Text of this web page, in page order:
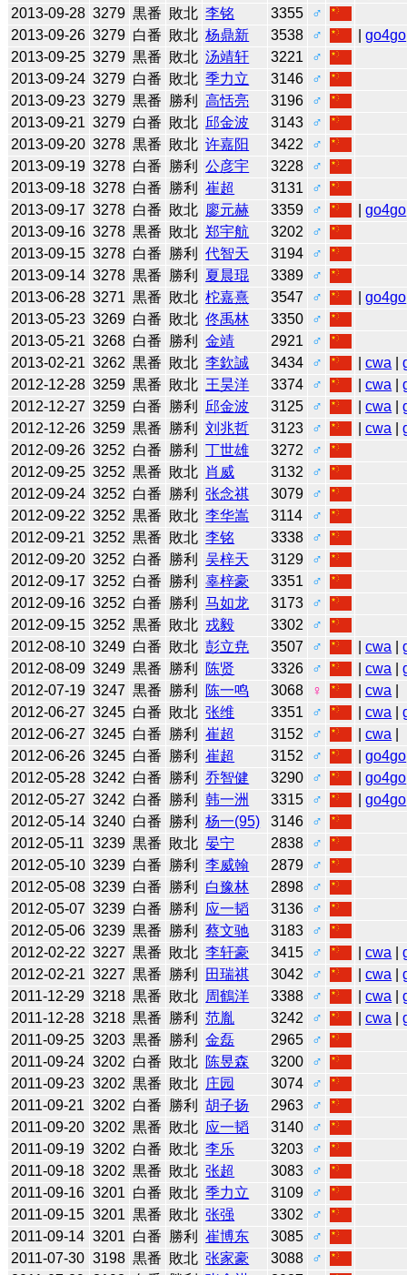
2013-09-28 3279 黒番 敗北 李铭 3355
♂
2013-09-26 3279 白番 敗北 杨鼎新 3538 ♂ |go4go
2013-09-25 3279 黒番 敗北 汤靖轩 3221
♂
2013-09-24 3279 白番 敗北 季力立 3146
♂
2013-09-23 3279 黒番 勝利 高恬亮 3196
♂
2013-09-21 3279 白番 敗北 邱金波 3143
♂
2013-09-20 3278 黒番 敗北 许嘉阳 3422
♂
2013-09-19 3278 白番 勝利 公彦宇 3228
♂
2013-09-18 3278 白番 勝利 崔超 3131
♂
2013-09-17 3278 白番 敗北 廖元赫 3359 ♂ |go4go
2013-09-16 3278 黒番 敗北 郑宇航 3202
♂
2013-09-15 3278 白番 勝利 代智天 3194
♂
2013-09-14 3278 黒番 勝利 夏晨琨 3389
♂
2013-06-28 3271 黒番 敗北 柁嘉熹 3547 ♂ |go4go
2013-05-23 3269 白番 敗北 佟禹林 3350
♂
2013-05-21 3268 白番 勝利 金靖 2921
♂
2013-02-21 3262 黒番 敗北 李欽誠 3434 ♂ |cwa |
2012-12-28 3259 黒番 敗北 王昊洋 3374 ♂ |cwa |
2012-12-27 3259 白番 勝利 邱金波 3125 ♂ |cwa |
2012-12-26 3259 黒番 勝利 刘兆哲 3123 ♂ |cwa |
2012-09-26 3252 白番 勝利 丁世雄 3272
♂
2012-09-25 3252 黒番 敗北 肖威 3132
♂
2012-09-24 3252 白番 勝利 张念祺 3079
♂
2012-09-22 3252 黒番 敗北 李华嵩 3114
♂
2012-09-21 3252 黒番 敗北 李铭 3338
♂
2012-09-20 3252 白番 勝利 吴梓天 3129
♂
2012-09-17 3252 白番 勝利 辜梓豪 3351
♂
2012-09-16 3252 白番 勝利 马如龙 3173
♂
2012-09-15 3252 黒番 敗北 戎毅 3302
♂
2012-08-10 3249 白番 敗北 彭立尭 3507 ♂ |cwa |
2012-08-09 3249 黒番 勝利 陈贤 3326 ♂ |cwa |
2012-07-19 3247 黒番 勝利 陈一鸣 3068 ♀ |cwa
2012-06-27 3245 白番 敗北 张维 3351 ♂ |cwa |
2012-06-27 3245 白番 勝利 崔超 3152 ♂ |cwa
2012-06-26 3245 白番 勝利 崔超 3152 ♂ |go4go
2012-05-28 3242 白番 勝利 乔智健 3290 ♂ |go4go
2012-05-27 3242 白番 勝利 韩一洲 3315 ♂ |go4go
2012-05-14 3240 白番 勝利 杨一(95) 3146
♂
2012-05-11 3239 黒番 敗北 晏宁 2838
♂
2012-05-10 3239 白番 勝利 李威翰 2879
♂
2012-05-08 3239 白番 勝利 白豫林 2898
♂
2012-05-07 3239 白番 勝利 应一韬 3136
♂
2012-05-06 3239 黒番 勝利 蔡文驰 3183
♂
2012-02-22 3227 黒番 敗北 李轩豪 3415 ♂ |cwa |
2012-02-21 3227 黒番 勝利 田瑞祺 3042 ♂ |cwa |
2011-12-29 3218 黒番 敗北 周鶴洋 3388 ♂ |cwa |
2011-12-28 3218 黒番 勝利 范胤 3242 ♂ |cwa |
2011-09-25 3203 黒番 勝利 金磊 2965
♂
2011-09-24 3202 白番 敗北 陈昱森 3200
♂
2011-09-23 3202 黒番 敗北 庄园 3074
♂
2011-09-21 3202 白番 勝利 胡子扬 2963
♂
2011-09-20 3202 黒番 敗北 应一韬 3140
♂
2011-09-19 3202 白番 敗北 李乐 3203
♂
2011-09-18 3202 黒番 敗北 张超 3083
♂
2011-09-16 3201 白番 敗北 季力立 3109
♂
2011-09-15 3201 黒番 敗北 张强 3302
♂
2011-09-14 3201 白番 勝利 崔博东 3085
♂
2011-07-30 3198 黒番 敗北 张家豪 3088
♂